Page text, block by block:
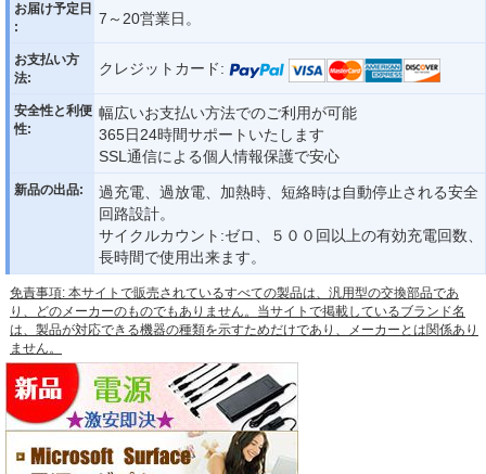
お届け予定日
:
7～20営業日。
お支払い方
法:
クレジットカード:
安全性と利便
性:
幅広いお支払い方法でのご利用が可能
365日24時間サポートいたします
SSL通信による個人情報保護で安心
新品の出品:
過充電、過放電、加熱時、短絡時は自動停止される安全
回路設計。
サイクルカウント:ゼロ、５００回以上の有効充電回数、
長時間で使用出来ます。
免責事項: 本サイトで販売されているすべての製品は、汎用型の交換部品であ
り、どのメーカーのものでもありません。当サイトで掲載しているブランド名
は、製品が対応できる機器の種類を示すためだけであり、メーカーとは関係あり
ません。